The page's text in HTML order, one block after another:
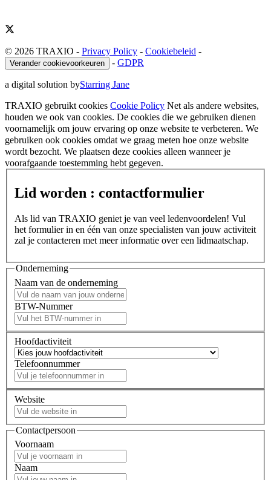
© 2026 TRAXIO - Privacy Policy - Cookiebeleid -
Verander cookievoorkeuren - GDPR
a digital solution byStarring Jane
TRAXIO gebruikt cookies Cookie Policy Net als andere websites,
houden we ook van cookies. De cookies die we gebruiken dienen
voornamelijk om jouw ervaring op onze website te verbeteren. We
gebruiken ook cookies omdat we graag meten hoe onze website
wordt bezocht. We plaatsen deze cookies alleen wanneer je
voorafgaande toestemming hebt gegeven.
Lid worden : contactformulier
Als lid van TRAXIO geniet je van veel ledenvoordelen! Vul
het formulier in en één van onze specialisten van jouw activiteit
zal je contacteren met meer informatie over een lidmaatschap.
Onderneming
Naam van de onderneming
BTW-Nummer
Hoofdactiviteit
Telefoonnummer
Website
Contactpersoon
Voornaam
Naam